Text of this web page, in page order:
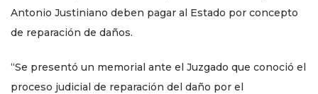
Antonio Justiniano deben pagar al Estado por concepto
de reparación de daños.
“Se presentó un memorial ante el Juzgado que conoció el
proceso judicial de reparación del daño por el